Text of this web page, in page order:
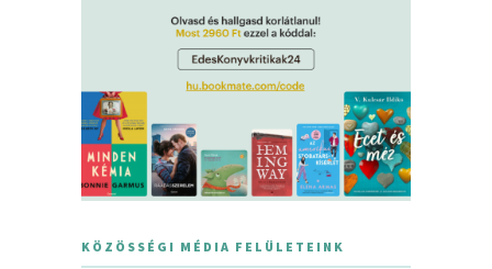
KÖZÖSSÉGI MÉDIA FELÜLETEINK